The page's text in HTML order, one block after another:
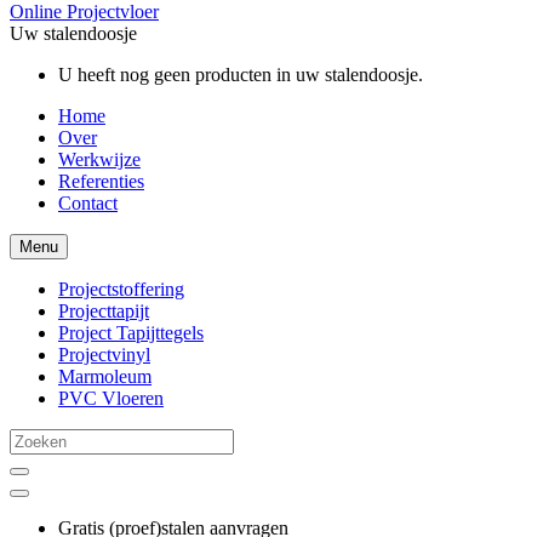
Online Projectvloer
Uw stalendoosje
U heeft nog geen producten in uw stalendoosje.
Home
Over
Werkwijze
Referenties
Contact
Menu
Projectstoffering
Projecttapijt
Project Tapijttegels
Projectvinyl
Marmoleum
PVC Vloeren
Gratis (proef)stalen aanvragen